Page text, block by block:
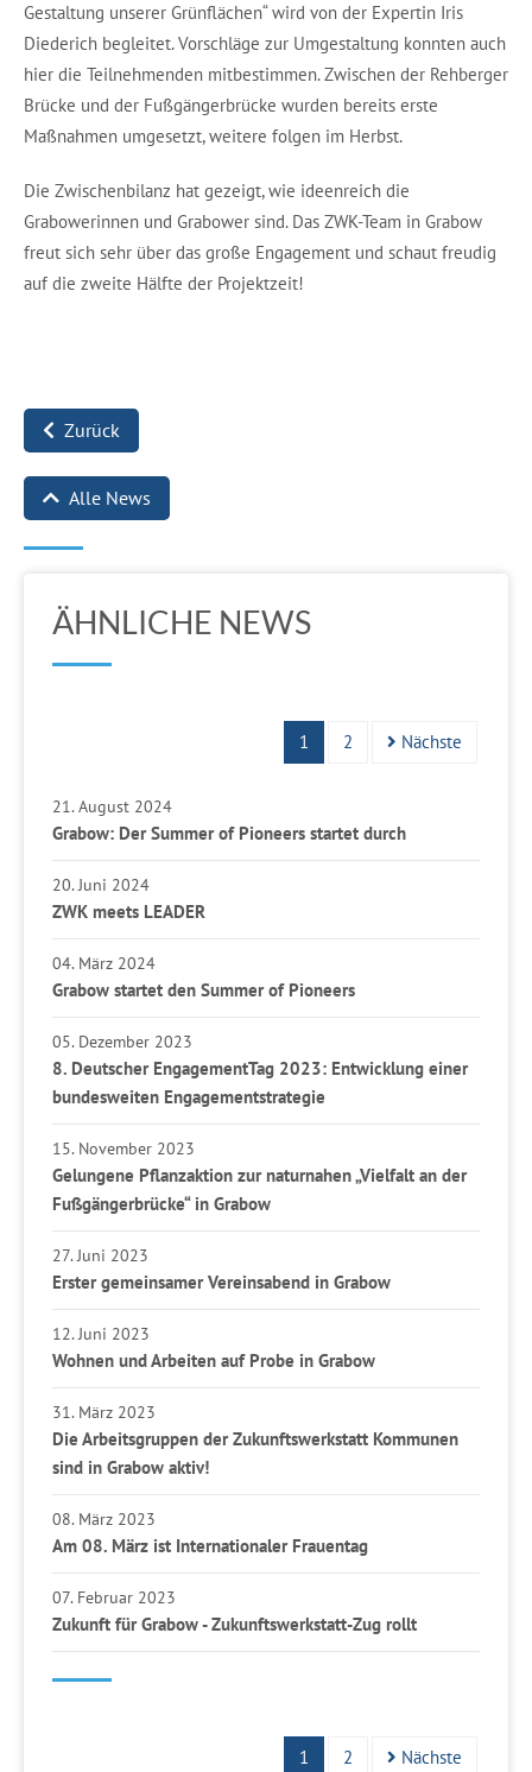
Gestaltung unserer Grünflächen“ wird von der Expertin Iris
Diederich begleitet. Vorschläge zur Umgestaltung konnten auch
hier die Teilnehmenden mitbestimmen. Zwischen der Rehberger
Brücke und der Fußgängerbrücke wurden bereits erste
Maßnahmen umgesetzt, weitere folgen im Herbst.
Die Zwischenbilanz hat gezeigt, wie ideenreich die
Grabowerinnen und Grabower sind. Das ZWK-Team in Grabow
freut sich sehr über das große Engagement und schaut freudig
auf die zweite Hälfte der Projektzeit!
Zurück
Alle News
ÄHNLICHE NEWS
1 2 Nächste
21. August 2024
Grabow: Der Summer of Pioneers startet durch
20. Juni 2024
ZWK meets LEADER
04. März 2024
Grabow startet den Summer of Pioneers
05. Dezember 2023
8. Deutscher EngagementTag 2023: Entwicklung einer
bundesweiten Engagementstrategie
15. November 2023
Gelungene Pflanzaktion zur naturnahen „Vielfalt an der
Fußgängerbrücke“ in Grabow
27. Juni 2023
Erster gemeinsamer Vereinsabend in Grabow
12. Juni 2023
Wohnen und Arbeiten auf Probe in Grabow
31. März 2023
Die Arbeitsgruppen der Zukunftswerkstatt Kommunen
sind in Grabow aktiv!
08. März 2023
Am 08. März ist Internationaler Frauentag
07. Februar 2023
Zukunft für Grabow - Zukunftswerkstatt-Zug rollt
1 2 Nächste